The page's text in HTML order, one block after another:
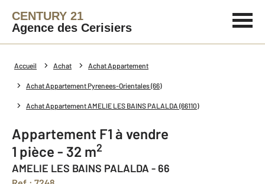
CENTURY 21
Agence des Cerisiers
Accueil Achat Achat Appartement
Achat Appartement Pyrenees-Orientales (66)
Achat Appartement AMELIE LES BAINS PALALDA (66110)
Appartement F1 à vendre
1 pièce - 32 m2
AMELIE LES BAINS PALALDA - 66